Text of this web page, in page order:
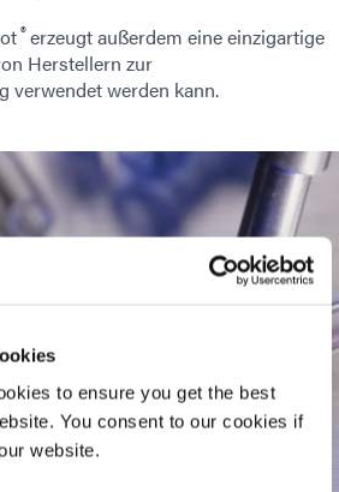
to ensure you get the best
You consent to our cookies if
website.
®erzeugt außerdem eine einzigartige
Herstellern zur
verwendet werden kann.